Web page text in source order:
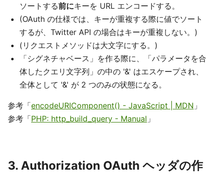
ソートする前にキーを URL エンコードする。
(OAuth の仕様では、キーが重複する際に値でソート
するが、Twitter API の場合はキーが重複しない。)
(リクエストメソッドは大文字にする。)
「シグネチャベース」を作る際に、「パラメータを合
体したクエリ文字列」の中の '&' はエスケープされ、
全体として '&' が 2 つのみの状態になる。
参考「encodeURIComponent() - JavaScript | MDN 」
参考「PHP: http_build_query - Manual 」
3. Authorization OAuth ヘッダの作